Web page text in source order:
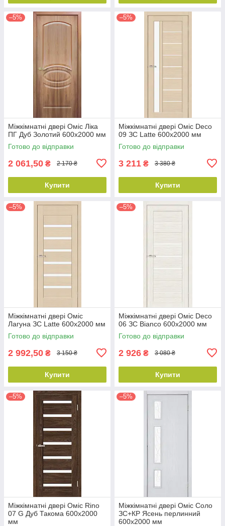
–5%
Міжкімнатні двері Оміс Ліка
ПГ Дуб Золотий 600х2000 мм
Готово до відправки
2 061,50 ₴ 2 170 ₴
Купити
–5%
Міжкімнатні двері Оміс Deco
09 ЗС Latte 600х2000 мм
Готово до відправки
3 211 ₴ 3 380 ₴
Купити
–5%
Міжкімнатні двері Оміс
Лагуна ЗС Latte 600х2000 мм
Готово до відправки
2 992,50 ₴ 3 150 ₴
Купити
–5%
Міжкімнатні двері Оміс Deco
06 ЗС Bianco 600х2000 мм
Готово до відправки
2 926 ₴ 3 080 ₴
Купити
–5%
Міжкімнатні двері Оміс Rino
07 G Дуб Такома 600х2000
мм
–5%
Міжкімнатні двері Оміс Соло
ЗС+КР Ясень перлинний
600х2000 мм